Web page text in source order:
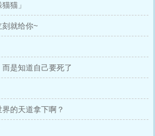
猫」
刻就给你~
是知道自己要死了
的天道拿下啊？